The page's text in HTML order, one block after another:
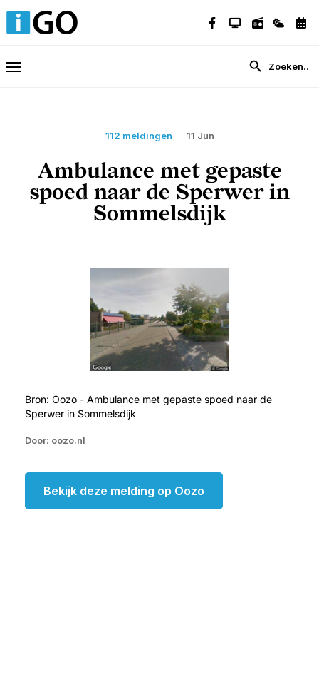
112 meldingen 11 Jun
Ambulance met gepaste
spoed naar de Sperwer in
Sommelsdijk
Bron: Oozo - Ambulance met gepaste spoed naar de
Sperwer in Sommelsdijk
Door: oozo.nl
Bekijk deze melding op Oozo